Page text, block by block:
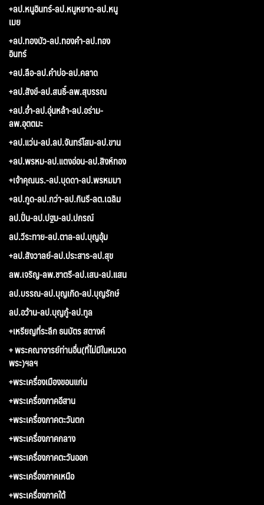
+ลป.หนูอินทร์-ลป.หนูหยาด-ลป.หนู
เมย
+ลป.ทองบัว-ลป.ทองคำ-ลป.ทอง
อินทร์
+ลป.ลือ-ลป.คำบ่อ-ลป.คลาด
+ลป.สังข์-ลป.สนธิ์-ลพ.สุบรรณ
+ลป.อ่ำ-ลป.อุ่นหล้า-ลป.อร่าม-
ลพ.อุตตมะ
+ลป.แว่น-ลป.ลป.จันทร์โสม-ลป.ขาน
+ลป.พรหม-ลป.แตงอ่อน-ลป.สิงห์ทอง
+เจ้าคุณนร.-ลป.บุดดา-ลป.พรหมมา
+ลป.กูด-ลป.กว่า-ลป.กินรี-ลต.เฉลิม
ลป.ปั่น-ลป.ปฐม-ลป.ปกรณ์
ลป.วีระทาย-ลป.ตาล-ลป.บุญอุ้ม
+ลป.สังวาลย์-ลป.ประสาร-ลป.สุข
ลพ.เจริญ-ลพ.ชาตรี-ลป.เสน-ลป.แสน
ลป.บรรณ-ลป.บุญเกิด-ลป.บุญรักษ์
ลป.อว้าน-ลป.บุญกู้-ลป.ทูล
+เหรียญที่ระลึก ธนบัตร สตางค์
+ พระคณาจารย์ท่านอื่น(ที่ไม่มีในหมวด
พระ)ฯลฯ
+พระเครื่องเมืองขอนแก่น
+พระเครื่องภาคอีสาน
+พระเครื่องภาคตะวันตก
+พระเครื่องภาคกลาง
+พระเครื่องภาคตะวันออก
+พระเครื่องภาคเหนือ
+พระเครื่องภาคใต้